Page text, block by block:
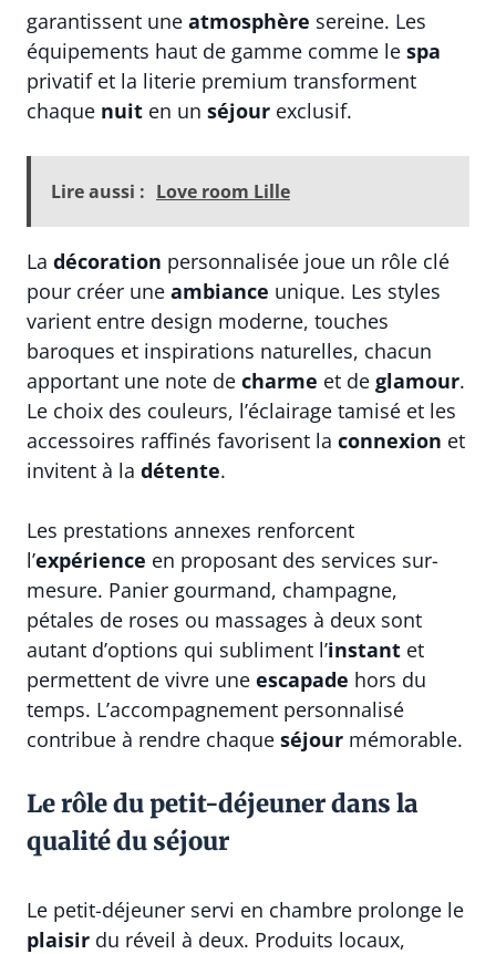
garantissent une atmosphère sereine. Les
équipements haut de gamme comme le spa
privatif et la literie premium transforment
chaque nuit en un séjour exclusif.
Lire aussi : Love room Lille
La décoration personnalisée joue un rôle clé
pour créer une ambiance unique. Les styles
varient entre design moderne, touches
baroques et inspirations naturelles, chacun
apportant une note de charme et de glamour.
Le choix des couleurs, l’éclairage tamisé et les
accessoires raffinés favorisent la connexion et
invitent à la détente.
Les prestations annexes renforcent
l’expérience en proposant des services sur-
mesure. Panier gourmand, champagne,
pétales de roses ou massages à deux sont
autant d’options qui subliment l’instant et
permettent de vivre une escapade hors du
temps. L’accompagnement personnalisé
contribue à rendre chaque séjour mémorable.
Le rôle du petit-déjeuner dans la
qualité du séjour
Le petit-déjeuner servi en chambre prolonge le
plaisir du réveil à deux. Produits locaux,